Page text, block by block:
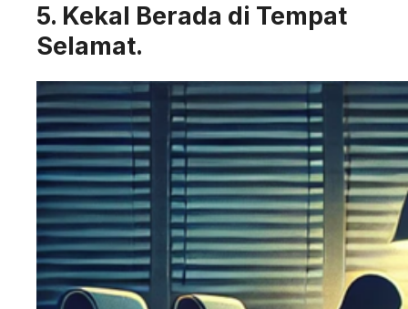
5. Kekal Berada di Tempat
Selamat.